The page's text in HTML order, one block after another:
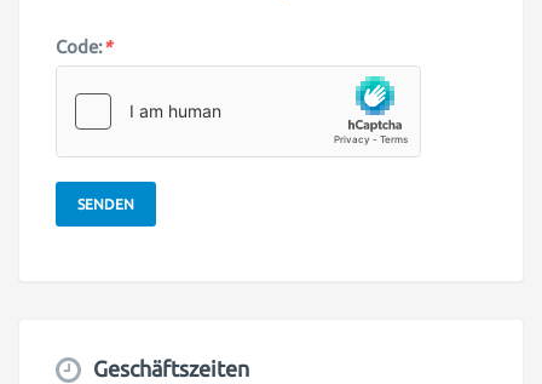
Code:*
SENDEN
Geschäftszeiten